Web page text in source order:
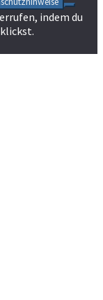
indem du